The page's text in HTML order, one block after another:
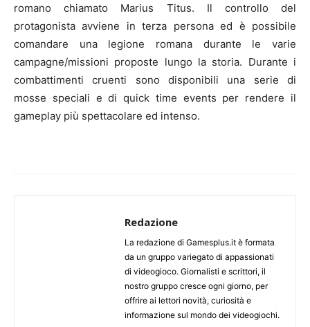
romano chiamato Marius Titus. Il controllo del
protagonista avviene in terza persona ed è possibile
comandare una legione romana durante le varie
campagne/missioni proposte lungo la storia. Durante i
combattimenti cruenti sono disponibili una serie di
mosse speciali e di quick time events per rendere il
gameplay più spettacolare ed intenso.
Redazione
La redazione di Gamesplus.it è formata
da un gruppo variegato di appassionati
di videogioco. Giornalisti e scrittori, il
nostro gruppo cresce ogni giorno, per
offrire ai lettori novità, curiosità e
informazione sul mondo dei videogiochi.